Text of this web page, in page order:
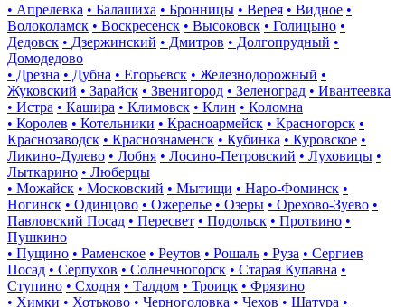
• Апрелевка • Балашиха • Бронницы • Верея • Видное •
Волоколамск • Воскресенск • Высоковск • Голицыно •
Дедовск • Дзержинский • Дмитров • Долгопрудный •
Домодедово
• Дрезна • Дубна • Егорьевск • Железнодорожный •
Жуковский • Зарайск • Звенигород • Зеленоград • Ивантеевка
• Истра • Кашира • Климовск • Клин • Коломна
• Королев • Котельники • Красноармейск • Красногорск •
Краснозаводск • Краснознаменск • Кубинка • Куровское •
Ликино-Дулево • Лобня • Лосино-Петровский • Луховицы •
Лыткарино • Люберцы
• Можайск • Московский • Мытищи • Наро-Фоминск •
Ногинск • Одинцово • Ожерелье • Озеры • Орехово-Зуево •
Павловский Посад • Пересвет • Подольск • Протвино •
Пушкино
• Пущино • Раменское • Реутов • Рошаль • Руза • Сергиев
Посад • Серпухов • Солнечногорск • Старая Купавна •
Ступино • Сходня • Талдом • Троицк • Фрязино
• Химки • Хотьково • Черноголовка • Чехов • Шатура •